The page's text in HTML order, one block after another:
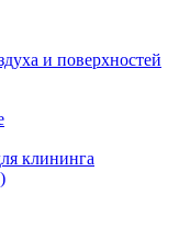
и поверхностей
клининга